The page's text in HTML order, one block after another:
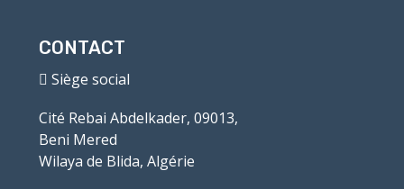
CONTACT
Siège social
Cité Rebai Abdelkader, 09013,
Beni Mered
Wilaya de Blida, Algérie